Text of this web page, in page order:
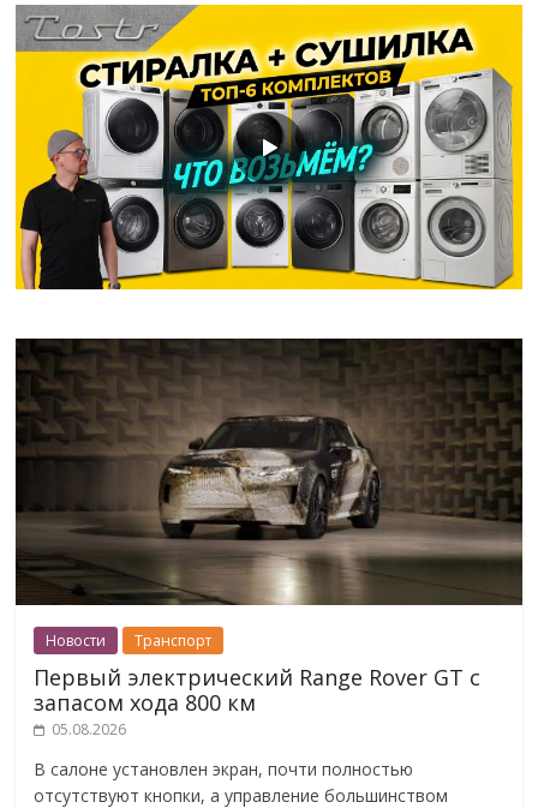
Новости Транспорт
Первый электрический Range Rover GT с
запасом хода 800 км
05.08.2026
В салоне установлен экран, почти полностью
отсутствуют кнопки, а управление большинством